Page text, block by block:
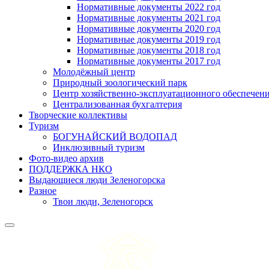
Нормативные документы 2022 год
Нормативные документы 2021 год
Нормативные документы 2020 год
Нормативные документы 2019 год
Нормативные документы 2018 год
Нормативные документы 2017 год
Молодёжный центр
Природный зоологический парк
Центр хозяйственно-эксплуатационного
Централизованная бухгалтерия
Творческие коллективы
Туризм
БОГУНАЙСКИЙ ВОДОПАД
Инклюзивный туризм
Фото-видео архив
ПОДДЕРЖКА НКО
Выдающиеся люди Зеленогорска
Разное
Твои люди, Зеленогорск